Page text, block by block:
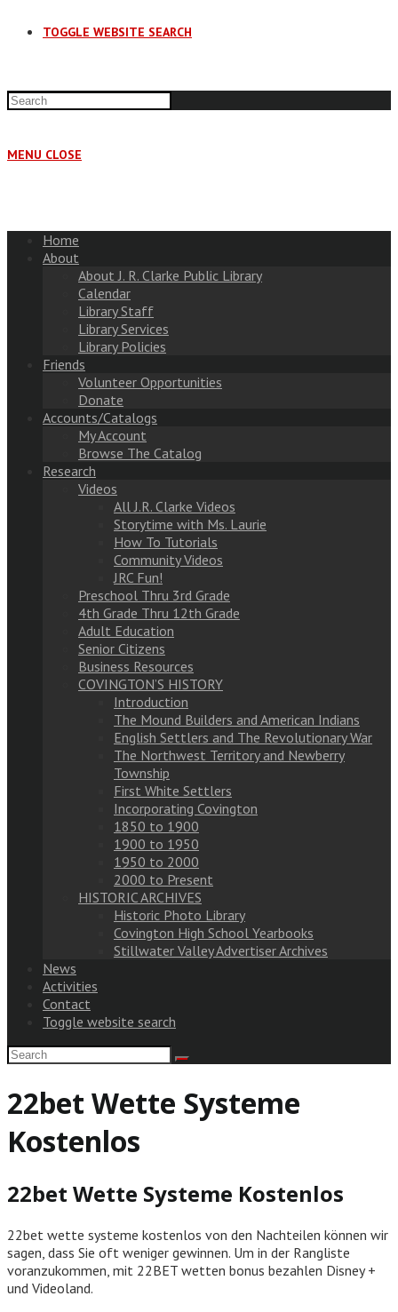
TOGGLE WEBSITE SEARCH
MENU CLOSE
Home
About
About J. R. Clarke Public Library
Calendar
Library Staff
Library Services
Library Policies
Friends
Volunteer Opportunities
Donate
Accounts/Catalogs
My Account
Browse The Catalog
Research
Videos
All J.R. Clarke Videos
Storytime with Ms. Laurie
How To Tutorials
Community Videos
JRC Fun!
Preschool Thru 3rd Grade
4th Grade Thru 12th Grade
Adult Education
Senior Citizens
Business Resources
COVINGTON’S HISTORY
Introduction
The Mound Builders and American Indians
English Settlers and The Revolutionary War
The Northwest Territory and Newberry
Township
First White Settlers
Incorporating Covington
1850 to 1900
1900 to 1950
1950 to 2000
2000 to Present
HISTORIC ARCHIVES
Historic Photo Library
Covington High School Yearbooks
Stillwater Valley Advertiser Archives
News
Activities
Contact
Toggle website search
22bet Wette Systeme
Kostenlos
22bet Wette Systeme Kostenlos
22bet wette systeme kostenlos von den Nachteilen können wir
sagen, dass Sie oft weniger gewinnen. Um in der Rangliste
voranzukommen, mit 22BET wetten bonus bezahlen Disney +
und Videoland.